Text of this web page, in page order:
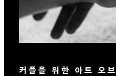
커플을 위한 아트 오브